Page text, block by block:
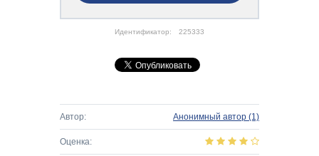
Идентификатор: 225333
Автор: Анонимный автор (1)
Оценка: